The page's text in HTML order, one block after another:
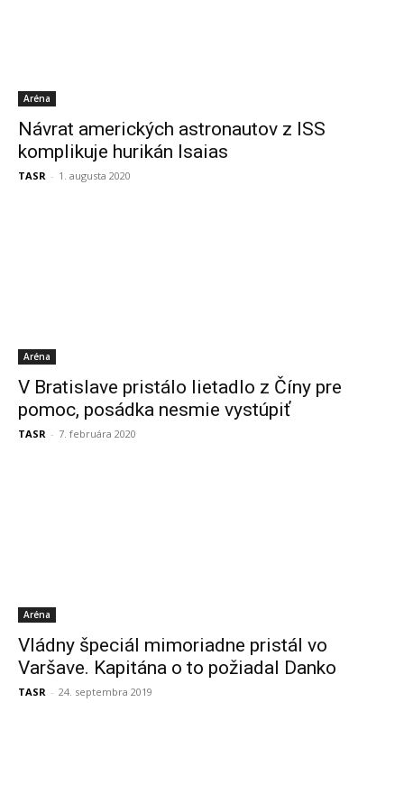
Aréna
Návrat amerických astronautov z ISS
komplikuje hurikán Isaias
TASR - 1. augusta 2020
Aréna
V Bratislave pristálo lietadlo z Číny pre
pomoc, posádka nesmie vystúpiť
TASR - 7. februára 2020
Aréna
Vládny špeciál mimoriadne pristál vo
Varšave. Kapitána o to požiadal Danko
TASR - 24. septembra 2019